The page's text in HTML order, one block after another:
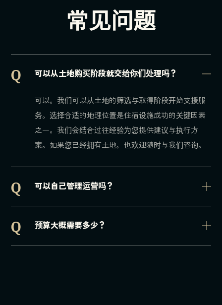
常见问题
Q 可以从土地购买阶段就交给你们处理吗？
可以。我们可以从土地的筛选与取得阶段开始支援服
务。选择合适的地理位置是住宿设施成功的关键因素
之一。我们会结合过往经验为您提供建议与执行方
案。如果您已经拥有土地，也欢迎随时与我们咨询。
Q 可以自己管理运营吗？
形式。当然，若将运营交由我们负责，我们会向您说
明其中的优缺点，再由您综合判断决定。
Q 预算大概需要多少？